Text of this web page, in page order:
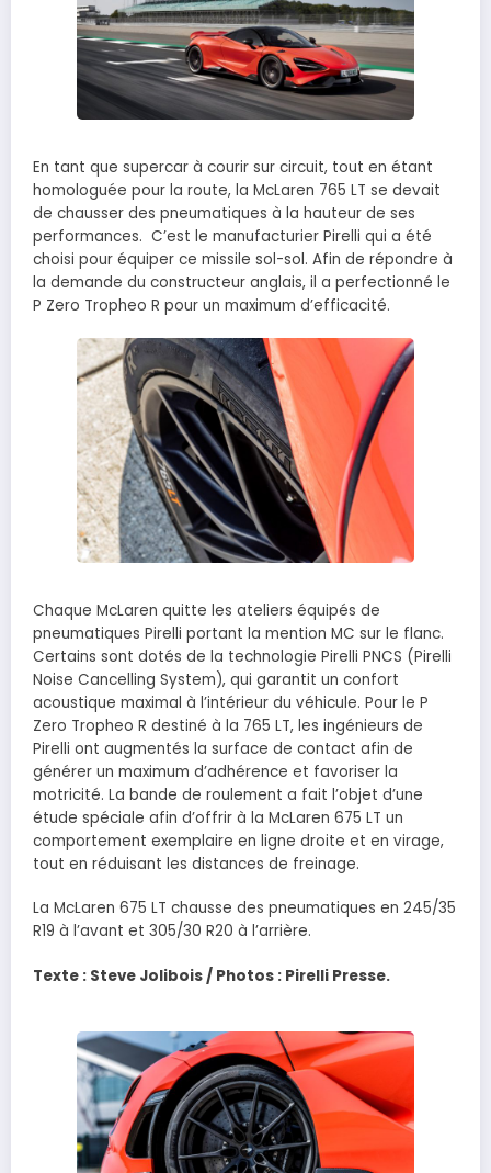
En tant que supercar à courir sur circuit, tout en étant
homologuée pour la route, la McLaren 765 LT se devait
de chausser des pneumatiques à la hauteur de ses
performances. C’est le manufacturier Pirelli qui a été
choisi pour équiper ce missile sol-sol. Afin de répondre à
la demande du constructeur anglais, il a perfectionné le
P Zero Tropheo R pour un maximum d’efficacité.
Chaque McLaren quitte les ateliers équipés de
pneumatiques Pirelli portant la mention MC sur le flanc.
Certains sont dotés de la technologie Pirelli PNCS (Pirelli
Noise Cancelling System), qui garantit un confort
acoustique maximal à l’intérieur du véhicule. Pour le P
Zero Tropheo R destiné à la 765 LT, les ingénieurs de
Pirelli ont augmentés la surface de contact afin de
générer un maximum d’adhérence et favoriser la
motricité. La bande de roulement a fait l’objet d’une
étude spéciale afin d’offrir à la McLaren 675 LT un
comportement exemplaire en ligne droite et en virage,
tout en réduisant les distances de freinage.
La McLaren 675 LT chausse des pneumatiques en 245/35
R19 à l’avant et 305/30 R20 à l’arrière.
Texte : Steve Jolibois / Photos : Pirelli Presse.